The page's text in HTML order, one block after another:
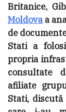
Britanice,
Moldova a
de
Stati a
propria
consultate
afiliate
Stati,